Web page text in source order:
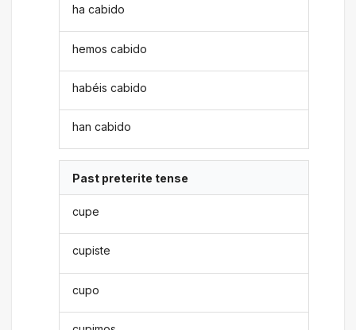
ha cabido
hemos cabido
habéis cabido
han cabido
Past preterite tense
cupe
cupiste
cupo